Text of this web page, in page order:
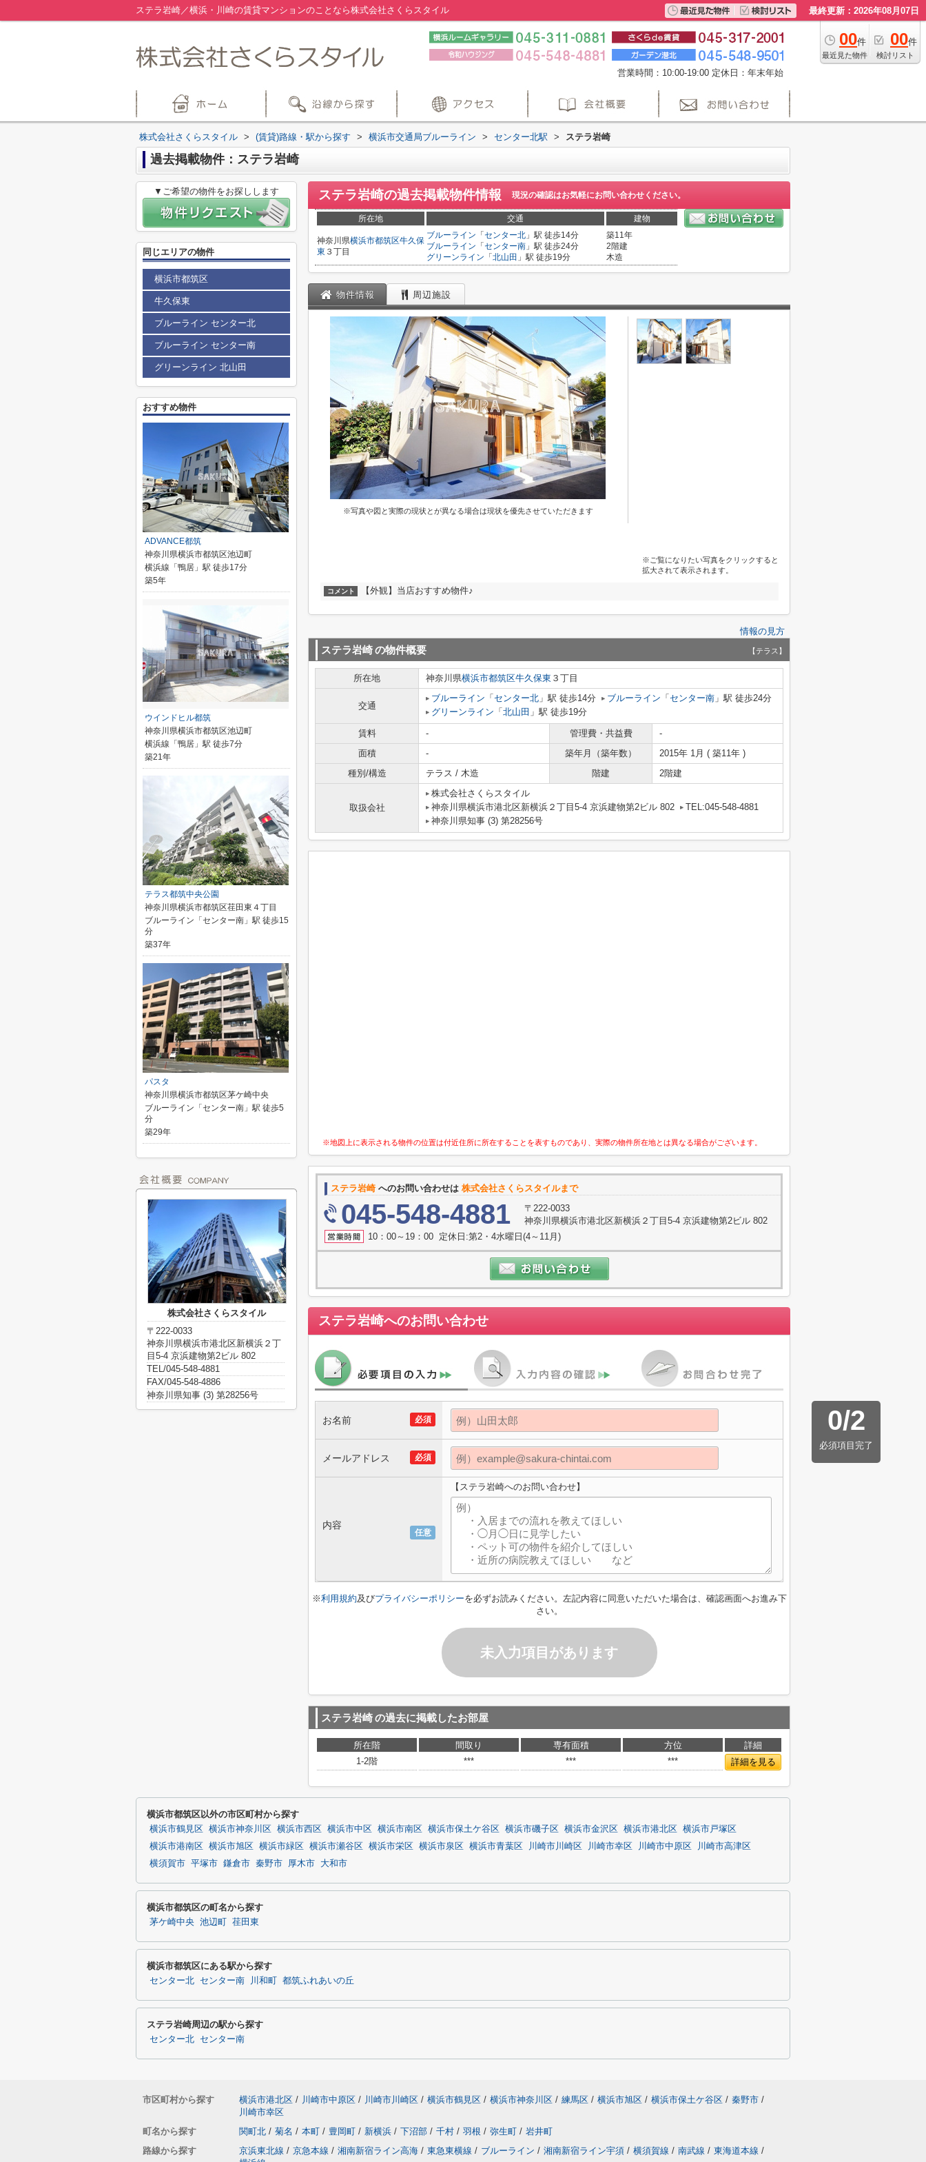
ステラ岩崎／横浜・川崎の賃貸マンションのことなら株式会社さくらスタイル 最終更新：2026年08月07日
00件
最近見た物件
00件
検討リスト
営業時間：10:00-19:00 定休日：年末年始
株式会社さくらスタイル > (賃貸)路線・駅から探す > 横浜市交通局ブルーライン > センター北駅 > ステラ岩崎
過去掲載物件：ステラ岩崎
ステラ岩崎の過去掲載物件情報 現況の確認はお気軽にお問い合わせください。
所在地 交通 建物
神奈川県横浜市都筑区牛久保
東 ３丁目
ブルーライン 「 センター北 」駅 徒歩14分
ブルーライン 「 センター南 」駅 徒歩24分
グリーンライン 「 北山田 」駅 徒歩19分
築11年
2階建
木造
物件情報 周辺施設
※写真や図と実際の現状とが異なる場合は現状を優先させていただきます
※ご覧になりたい写真をクリックすると
拡大されて表示されます。
コメント 【外観】当店おすすめ物件♪
情報の見方
ステラ岩崎の物件概要 【テラス】
所在地 神奈川県横浜市都筑区牛久保東 ３丁目
交通
ブルーライン 「 センター北 」駅 徒歩14分 ブルーライン 「 センター南 」駅 徒歩24分
グリーンライン 「 北山田 」駅 徒歩19分
賃料 - 管理費・共益費
-
面積
- 築年月（築年数）
2015年 1月 ( 築11年 )
種別/構造
テラス / 木造 階建 2階建
取扱会社
株式会社さくらスタイル
神奈川県横浜市港北区新横浜２丁目5-4 京浜建物第2ビル 802
TEL:045-548-4881
神奈川県知事 (3) 第28256号
※地図上に表示される物件の位置は付近住所に所在することを表すものであり、実際の物件所在地とは異なる場合がございます。
ステラ岩崎へのお問い合わせは 株式会社さくらスタイルまで
045-548-4881
〒222-0033
神奈川県横浜市港北区新横浜２丁目5-4 京浜建物第2ビル 802
10：00～19：00 定休日:第2・4水曜日(4～11月)
ステラ岩崎へのお問い合わせ
0/2
必須項目完了
必須
お名前
必須
メールアドレス
任意
内容
【ステラ岩崎へのお問い合わせ】
※利用規約及びプライバシーポリシーを必ずお読みください。左記内容に同意いただいた場合は、確認画面へお進み下
さい。
未入力項目があります
ステラ岩崎の過去に掲載したお部屋
所在階 間取り 専有面積 方位
詳細
1-2階
*** *** *** 詳細を見る
▼ご希望の物件をお探しします
同じエリアの物件
横浜市都筑区
牛久保東
ブルーライン センター北
ブルーライン センター南
グリーンライン 北山田
おすすめ物件
ADVANCE都筑
神奈川県横浜市都筑区池辺町
横浜線「鴨居」駅 徒歩17分
築5年
ウインドヒル都筑
神奈川県横浜市都筑区池辺町
横浜線「鴨居」駅 徒歩7分
築21年
テラス都筑中央公園
神奈川県横浜市都筑区荏田東４丁目
ブルーライン「センター南」駅 徒歩15
分
築37年
パスタ
神奈川県横浜市都筑区茅ケ崎中央
ブルーライン「センター南」駅 徒歩5
分
築29年
株式会社さくらスタイル
〒222-0033
神奈川県横浜市港北区新横浜２丁
目5-4 京浜建物第2ビル 802
TEL/045-548-4881
FAX/045-548-4886
神奈川県知事 (3) 第28256号
横浜市都筑区以外の市区町村から探す
横浜市鶴見区 横浜市神奈川区 横浜市西区 横浜市中区 横浜市南区 横浜市保土ケ谷区 横浜市磯子区 横浜市金沢区 横浜市港北区
横浜市戸塚区
横浜市港南区
横浜市旭区 横浜市緑区 横浜市瀬谷区 横浜市栄区 横浜市泉区 横浜市青葉区 川崎市川崎区 川崎市幸区 川崎市中原区
川崎市高津区
横須賀市 平塚市 鎌倉市 秦野市 厚木市 大和市
横浜市都筑区の町名から探す
茅ケ崎中央 池辺町 荏田東
横浜市都筑区にある駅から探す
センター北 センター南 川和町 都筑ふれあいの丘
ステラ岩崎周辺の駅から探す
センター北 センター南
市区町村から探す 横浜市港北区 / 川崎市中原区 / 川崎市川崎区 / 横浜市鶴見区 / 横浜市神奈川区 / 練馬区 / 横浜市旭区 / 横浜市保土ケ谷区 / 秦野市 /
川崎市幸区
町名から探す
関町北 / 菊名 / 本町 / 豊岡町 / 新横浜 / 下沼部 / 千村 / 羽根 / 弥生町 / 岩井町
路線から探す
京浜東北線 / 京急本線 / 湘南新宿ライン高海 / 東急東横線 / ブルーライン / 湘南新宿ライン宇須 / 横須賀線 / 南武線 / 東海道本線 /